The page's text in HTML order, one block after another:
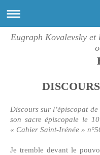
Eugraph Kovalevsky et
Discours sur l’épiscopat
son sacre épiscopale le
« Cahier Saint-Irénée »
Je tremble devant le